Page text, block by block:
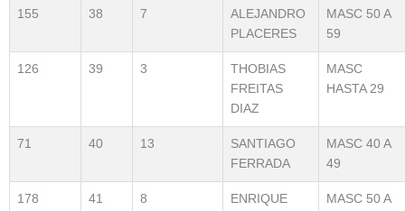
155 38 7
ALEJANDRO
PLACERES
MASC 50 A
59
126 39 3
THOBIAS
FREITAS
DIAZ
MASC
HASTA 29
71 40 13
SANTIAGO
FERRADA
MASC 40 A
49
178 41 8
ENRIQUE
MASC 50 A